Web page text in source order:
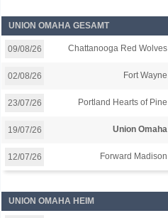
UNION OMAHA GESAMT
09/08/26 Chattanooga Red Wolves
02/08/26 Fort Wayne
23/07/26 Portland Hearts of Pine
19/07/26 Union Omaha
12/07/26 Forward Madison
UNION OMAHA HEIM